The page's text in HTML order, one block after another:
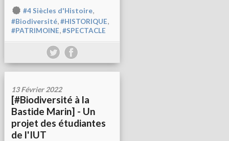
#4 Siècles d'Histoire,
#Biodiversité,#HISTORIQUE,
#PATRIMOINE,#SPECTACLE
13 Février 2022
[#Biodiversité à la
Bastide Marin] - Un
projet des étudiantes
de l'IUT